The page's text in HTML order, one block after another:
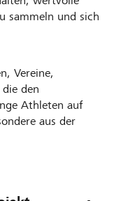
sammeln und sich
Vereine,
den
Athleten auf
aus der